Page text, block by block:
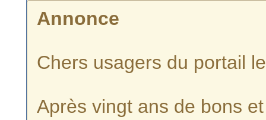
Annonce
Chers usagers du portail
Après vingt ans de bons